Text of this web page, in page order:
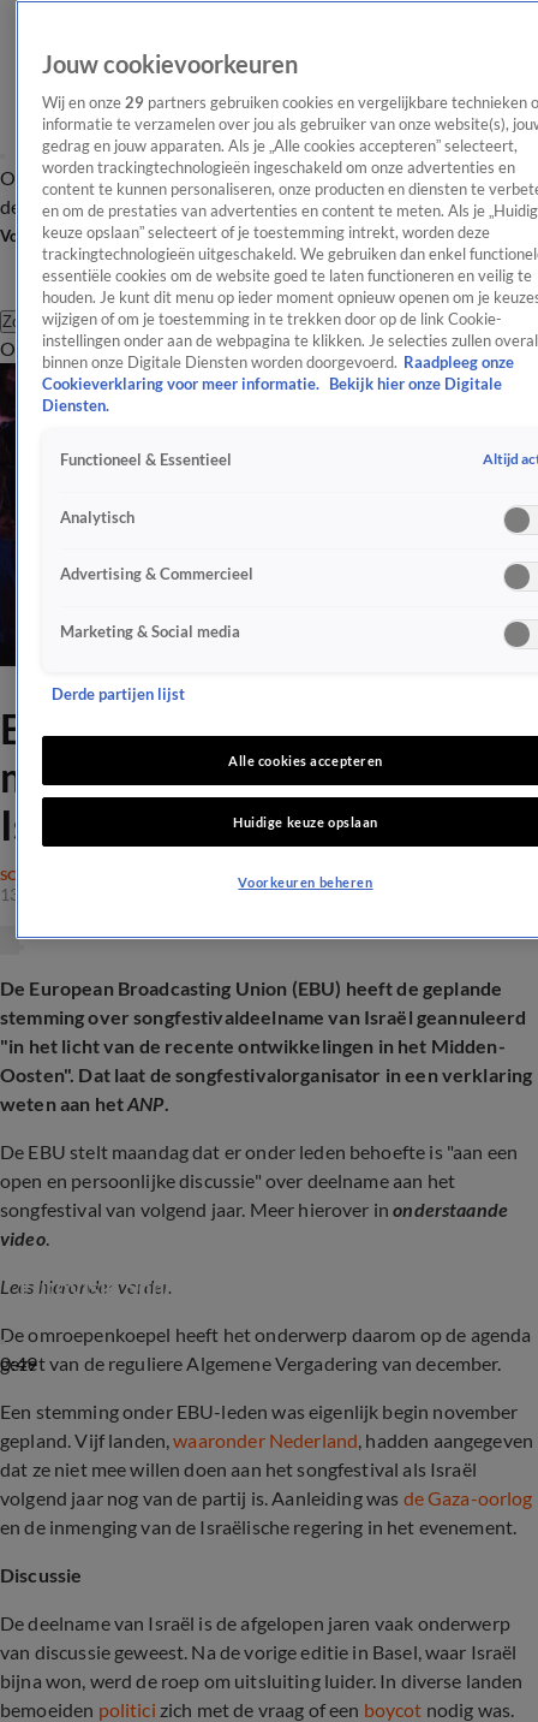
OverzichtAfleveringen Entertainment TV Algemeen
Tip
de redactieNieuwsbrief
Volg Shownieuws
Zoeken
OverzichtEntertainmentSpraakmakendRealityCrimeVideo's
EBU cancelt stemming over
mogelijke songfestivalboycot
Israël
SONGFESTIVAL
13 okt 2025, 20:46
De European Broadcasting Union (EBU) heeft de geplande
stemming over songfestivaldeelname van Israël geannuleerd
"in het licht van de recente ontwikkelingen in het Midden-
Oosten". Dat laat de songfestivalorganisator in een verklaring
weten aan hetANP.
De EBU stelt maandag dat er onder leden behoefte is "aan een
open en persoonlijke discussie" over deelname aan het
songfestival van volgend jaar. Meer hierover inonderstaande
video.
Lees hieronder verder.
0:49
Eurovisie Songfestival
De omroepenkoepel heeft het onderwerp daarom op de agenda
gezet van de reguliere Algemene Vergadering van december.
Een stemming onder EBU-leden was eigenlijk begin november
gepland. Vijf landen,waaronder Nederland, hadden aangegeven
dat ze niet mee willen doen aan het songfestival als Israël
volgend jaar nog van de partij is. Aanleiding was de Gaza-oorlog
en de inmenging van de Israëlische regering in het evenement.
Discussie
De deelname van Israël is de afgelopen jaren vaak onderwerp
van discussie geweest. Na de vorige editie in Basel, waar Israël
bijna won, werd de roep om uitsluiting luider. In diverse landen
bemoeiden politici zich met de vraag of een boycot nodig was.
Jouw cookievoorkeuren
Wij en onze 29 partners gebruiken cookies en vergelijkbare technieken
informatie te verzamelen over jou als gebruiker van onze website(s),
gedrag en jouw apparaten. Als je „Alle cookies accepteren” selecteert,
worden trackingtechnologieën ingeschakeld om onze advertenties en
content te kunnen personaliseren, onze producten en diensten te
en om de prestaties van advertenties en content te meten. Als je
keuze opslaan” selecteert of je toestemming intrekt, worden deze
trackingtechnologieën uitgeschakeld. We gebruiken dan enkel
essentiële cookies om de website goed te laten functioneren en veilig te
houden. Je kunt dit menu op ieder moment opnieuw openen om je
wijzigen of om je toestemming in te trekken door op de link Cookie-
instellingen onder aan de webpagina te klikken. Je selecties zullen overal
binnen onze Digitale Diensten worden doorgevoerd. Raadpleeg onze
Cookieverklaring voor meer informatie.
Bekijk hier onze Digitale
Diensten.
Functioneel & Essentieel Altijd
Analytisch
Advertising & Commercieel
Marketing & Social media
Derde partijen lijst
Alle cookies accepteren
Huidige keuze opslaan
Voorkeuren beheren